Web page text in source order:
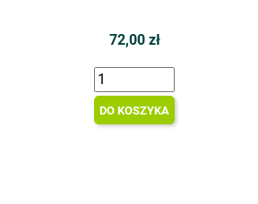
72,00 zł
DO KOSZYKA